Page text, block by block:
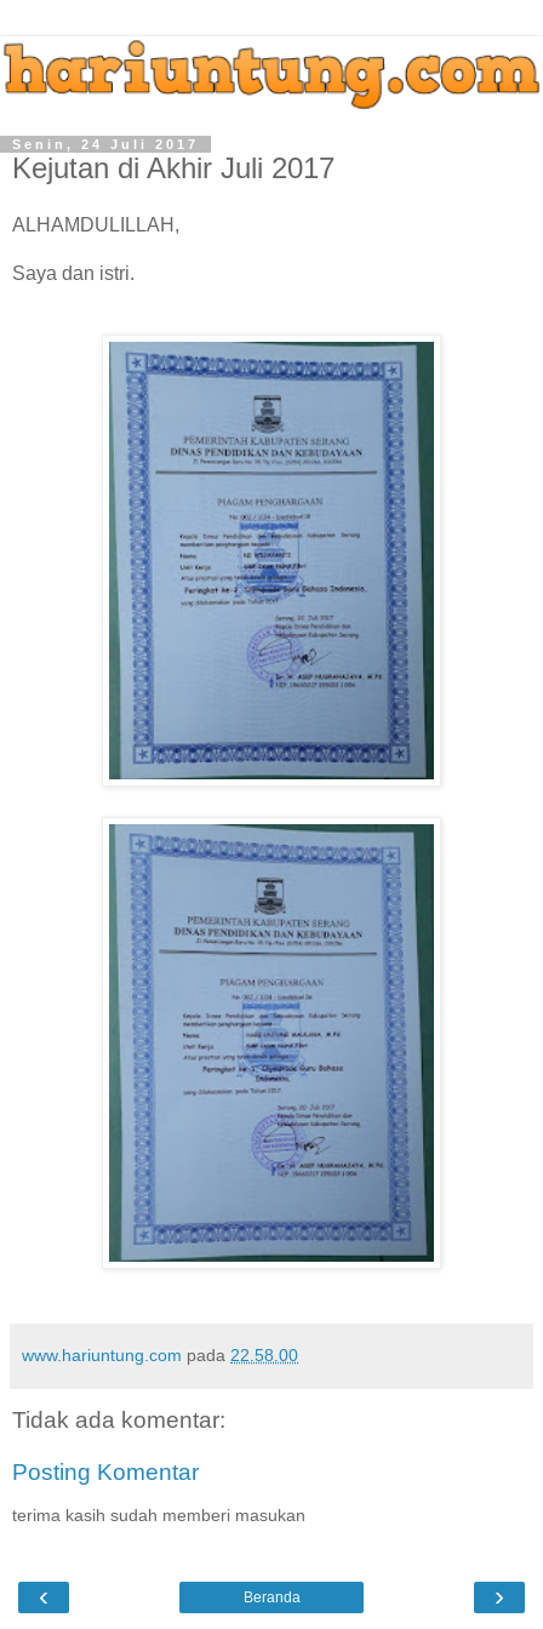
Senin, 24 Juli 2017
Kejutan di Akhir Juli 2017
ALHAMDULILLAH,
Saya dan istri.
www.hariuntung.com pada 22.58.00
Tidak ada komentar:
Posting Komentar
terima kasih sudah memberi masukan
‹ ›
Beranda